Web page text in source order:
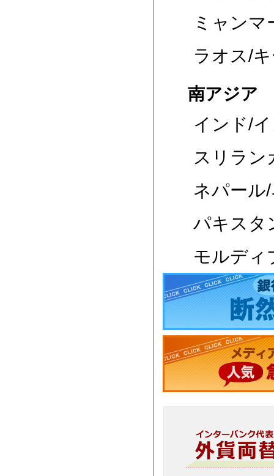
ミャンマ
ラオス/
南アジア
インド/
スリラン
ネパール
パキスタ
モルディ